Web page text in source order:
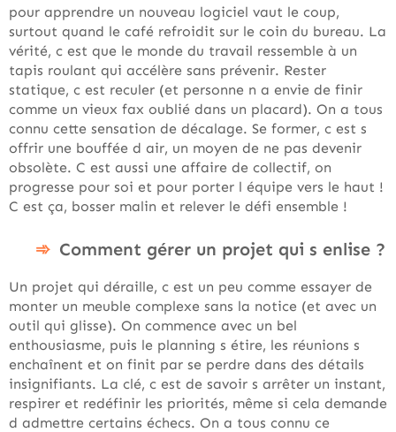
pour apprendre un nouveau logiciel vaut le coup,
surtout quand le café refroidit sur le coin du bureau. La
vérité, c est que le monde du travail ressemble à un
tapis roulant qui accélère sans prévenir. Rester
statique, c est reculer (et personne n a envie de finir
comme un vieux fax oublié dans un placard). On a tous
connu cette sensation de décalage. Se former, c est s
offrir une bouffée d air, un moyen de ne pas devenir
obsolète. C est aussi une affaire de collectif, on
progresse pour soi et pour porter l équipe vers le haut !
C est ça, bosser malin et relever le défi ensemble !
Comment gérer un projet qui s enlise ?
Un projet qui déraille, c est un peu comme essayer de
monter un meuble complexe sans la notice (et avec un
outil qui glisse). On commence avec un bel
enthousiasme, puis le planning s étire, les réunions s
enchaînent et on finit par se perdre dans des détails
insignifiants. La clé, c est de savoir s arrêter un instant,
respirer et redéfinir les priorités, même si cela demande
d admettre certains échecs. On a tous connu ce